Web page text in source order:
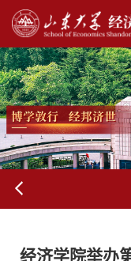
经济学院举办